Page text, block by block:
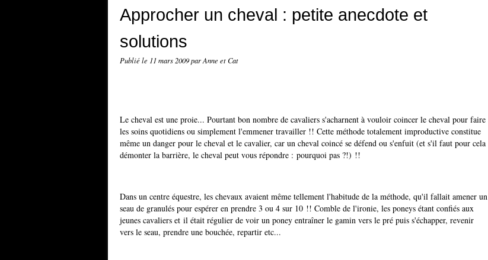
Approcher un cheval : petite anecdote et
solutions
Publié le 11 mars 2009par Anne et Cat
Le cheval est une proie... Pourtant bon nombre de cavaliers s'acharnent à vouloir coincer le cheval pour faire
les soins quotidiens ou simplement l'emmener travailler !! Cette méthode totalement improductive constitue
même un danger pour le cheval et le cavalier, car un cheval coincé se défend ou s'enfuit (et s'il faut pour cela
démonter la barrière, le cheval peut vous répondre : pourquoi pas ?!) !!
Dans un centre équestre, les chevaux avaient même tellement l'habitude de la méthode, qu'il fallait amener un
seau de granulés pour espérer en prendre 3 ou 4 sur 10 !! Comble de l'ironie, les poneys étant confiés aux
jeunes cavaliers et il était régulier de voir un poney entraîner le gamin vers le pré puis s'échapper, revenir
vers le seau, prendre une bouchée, repartir etc...